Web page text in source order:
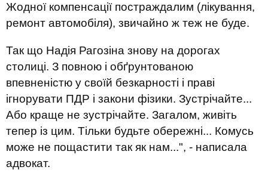
Жодної компенсації постраждалим (лікування,
ремонт автомобіля), звичайно ж теж не буде.
Так що Надія Рагозіна знову на дорогах
столиці. З повною і обґрунтованою
впевненістю у своїй безкарності і праві
ігнорувати ПДР і закони фізики. Зустрічайте...
Або краще не зустрічайте. Загалом, живіть
тепер із цим. Тільки будьте обережні... Комусь
може не пощастити так як нам...", - написала
адвокат.